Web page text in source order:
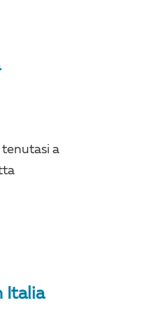
tenutasi a
Italia